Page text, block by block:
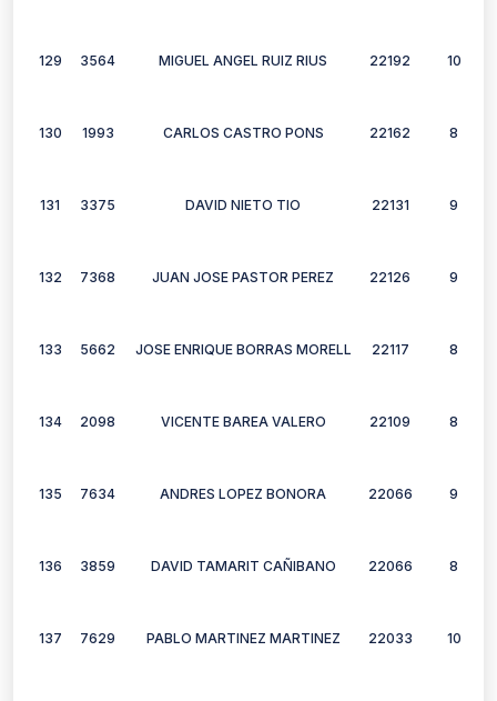
129 3564 MIGUEL ANGEL RUIZ RIUS 22192 10
130 1993 CARLOS CASTRO PONS 22162 8
131 3375 DAVID NIETO TIO 22131 9
132 7368 JUAN JOSE PASTOR PEREZ 22126 9
133 5662 JOSE ENRIQUE BORRAS MORELL 22117 8
134 2098 VICENTE BAREA VALERO 22109 8
135 7634 ANDRES LOPEZ BONORA 22066 9
136 3859 DAVID TAMARIT CAÑIBANO 22066 8
137 7629 PABLO MARTINEZ MARTINEZ 22033 10